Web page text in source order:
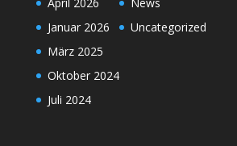
Januar 2026
März 2025
Oktober 2024
Juli 2024
Uncategorized